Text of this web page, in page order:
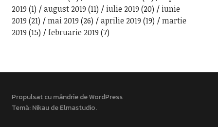
2019 (1) august 2019 (11) iulie 2019 (20)
iunie
2019 (21) mai 2019 (26) aprilie 2019 (19)
martie
2019 (15) februarie 2019 (7)
Propulsat cu mândrie de WordPress
Temă: Nikau deElmastudio.